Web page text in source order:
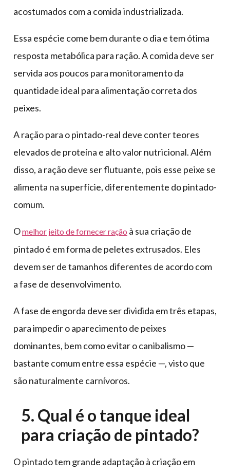
acostumados com a comida industrializada.
Essa espécie come bem durante o dia e tem ótima
resposta metabólica para ração. A comida deve ser
servida aos poucos para monitoramento da
quantidade ideal para alimentação correta dos
peixes.
A ração para o pintado-real deve conter teores
elevados de proteína e alto valor nutricional. Além
disso, a ração deve ser flutuante, pois esse peixe se
alimenta na superfície, diferentemente do pintado-
comum.
Omelhor jeito de fornecer ração à sua criação de
pintado é em forma de peletes extrusados. Eles
devem ser de tamanhos diferentes de acordo com
a fase de desenvolvimento.
A fase de engorda deve ser dividida em três etapas,
para impedir o aparecimento de peixes
dominantes, bem como evitar o canibalismo —
bastante comum entre essa espécie —, visto que
são naturalmente carnívoros.
5. Qual é o tanque ideal
para criação de pintado?
O pintado tem grande adaptação à criação em